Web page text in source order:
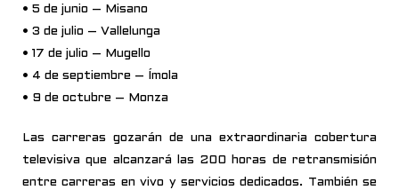
• 5 de junio – Misano
• 3 de julio – Vallelunga
• 17 de julio – Mugello
• 4 de septiembre – Ímola
• 9 de octubre – Monza
Las carreras gozarán de una extraordinaria cobertura
televisiva que alcanzará las 200 horas de retransmisión
entre carreras en vivo y servicios dedicados. También se